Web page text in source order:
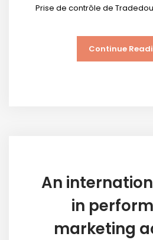
Prise de contrôle de
Continue
An
in
marketing